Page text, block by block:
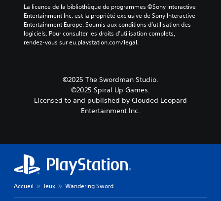
La licence de la bibliothèque de programmes ©Sony Interactive
Entertainment Inc. est la propriété exclusive de Sony Interactive
Entertainment Europe. Soumis aux conditions d’utilisation des
logiciels. Pour consulter les droits d’utilisation complets,
rendez-vous sur eu.playstation.com/legal.
©2025 The Swordman Studio.
©2025 Spiral Up Games.
Licensed to and published by Clouded Leopard
Entertainment Inc.
Accueil Jeux Wandering Sword